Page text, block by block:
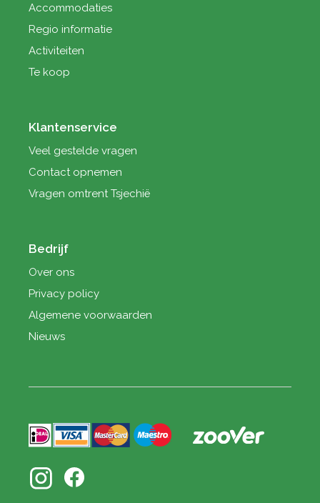
Accommodaties
Regio informatie
Activiteiten
Te koop
Klantenservice
Veel gestelde vragen
Contact opnemen
Vragen omtrent Tsjechië
Bedrijf
Over ons
Privacy policy
Algemene voorwaarden
Nieuws